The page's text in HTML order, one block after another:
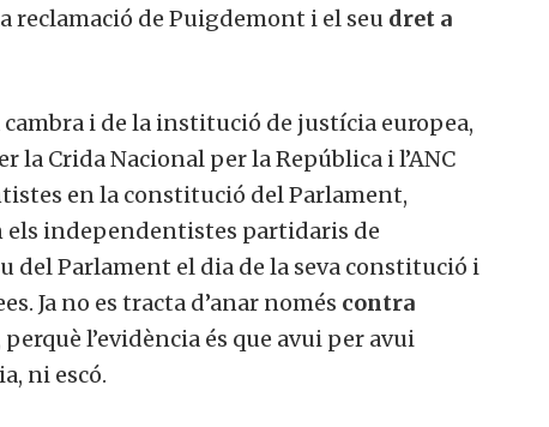
reclamació de Puigdemont i el seu dret a
i de la institució de justícia europea,
la Crida Nacional per la República i l’ANC
en la constitució del Parlament,
els independentistes partidaris de
del Parlament el dia de la seva constitució i
Ja no es tracta d’anar només contra
l’evidència és que avui per avui
ni escó.